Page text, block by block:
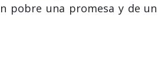
pobre una promesa y de un